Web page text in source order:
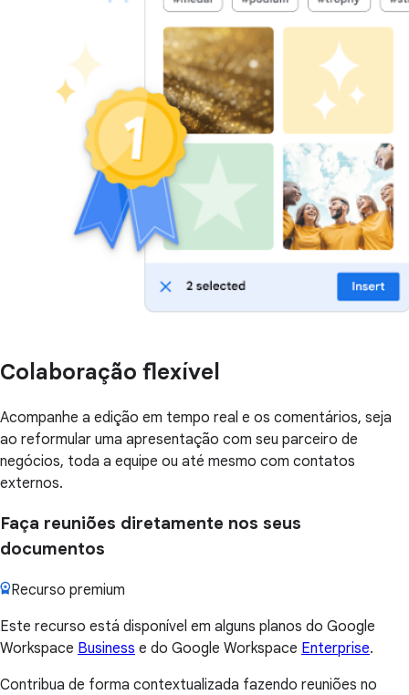
Colaboração flexível
Acompanhe a edição em tempo real e os comentários, seja
ao reformular uma apresentação com seu parceiro de
negócios, toda a equipe ou até mesmo com contatos
externos.
Faça reuniões diretamente nos seus
documentos
Recurso premium
Este recurso está disponível em alguns planos do Google
Workspace Business e do Google Workspace Enterprise.
Contribua de forma contextualizada fazendo reuniões no